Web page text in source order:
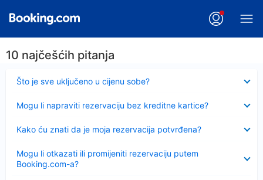
10 najčešćih pitanja
Što je sve uključeno u cijenu sobe?
Sažeto
Mogu li napraviti rezervaciju bez kreditne kartice?
Kako ću znati da je moja rezervacija potvrđena?
Mogu li otkazati ili promijeniti rezervaciju putem
Booking.com-a?